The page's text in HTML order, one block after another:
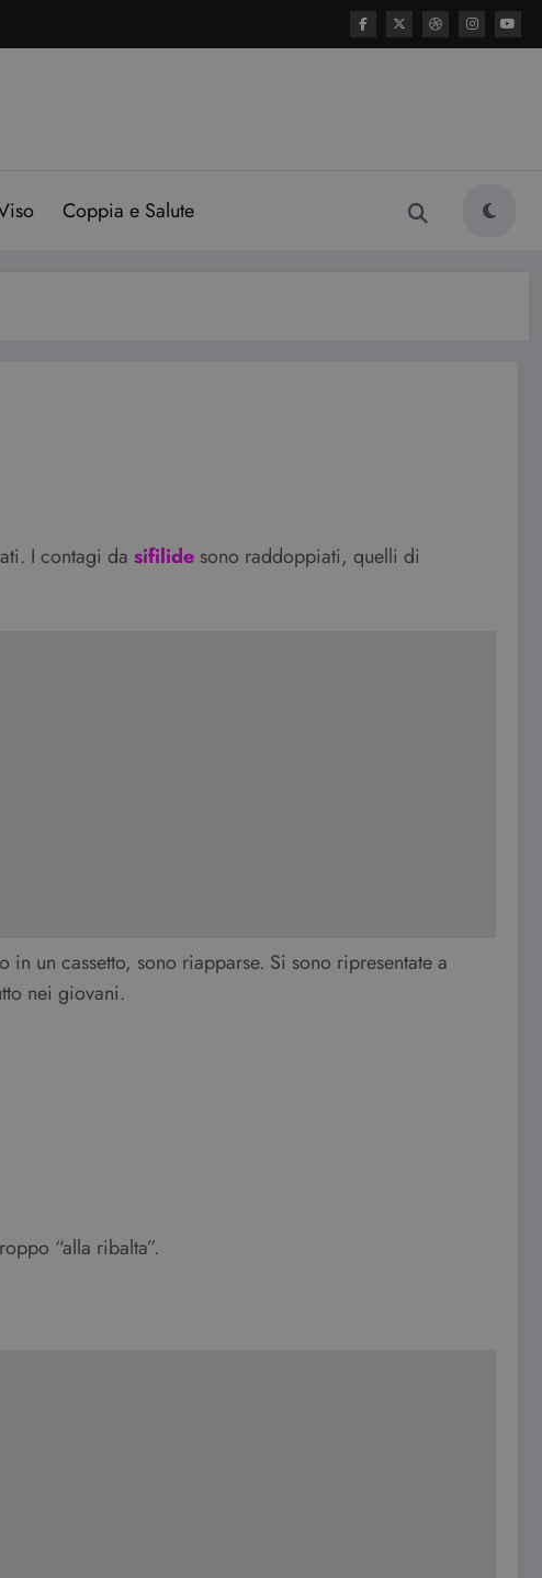
Coppia e Salute
I contagi da sifilide sono raddoppiati, quelli di
in un cassetto, sono riapparse. Si sono ripresentate a
nei giovani.
“alla ribalta”.